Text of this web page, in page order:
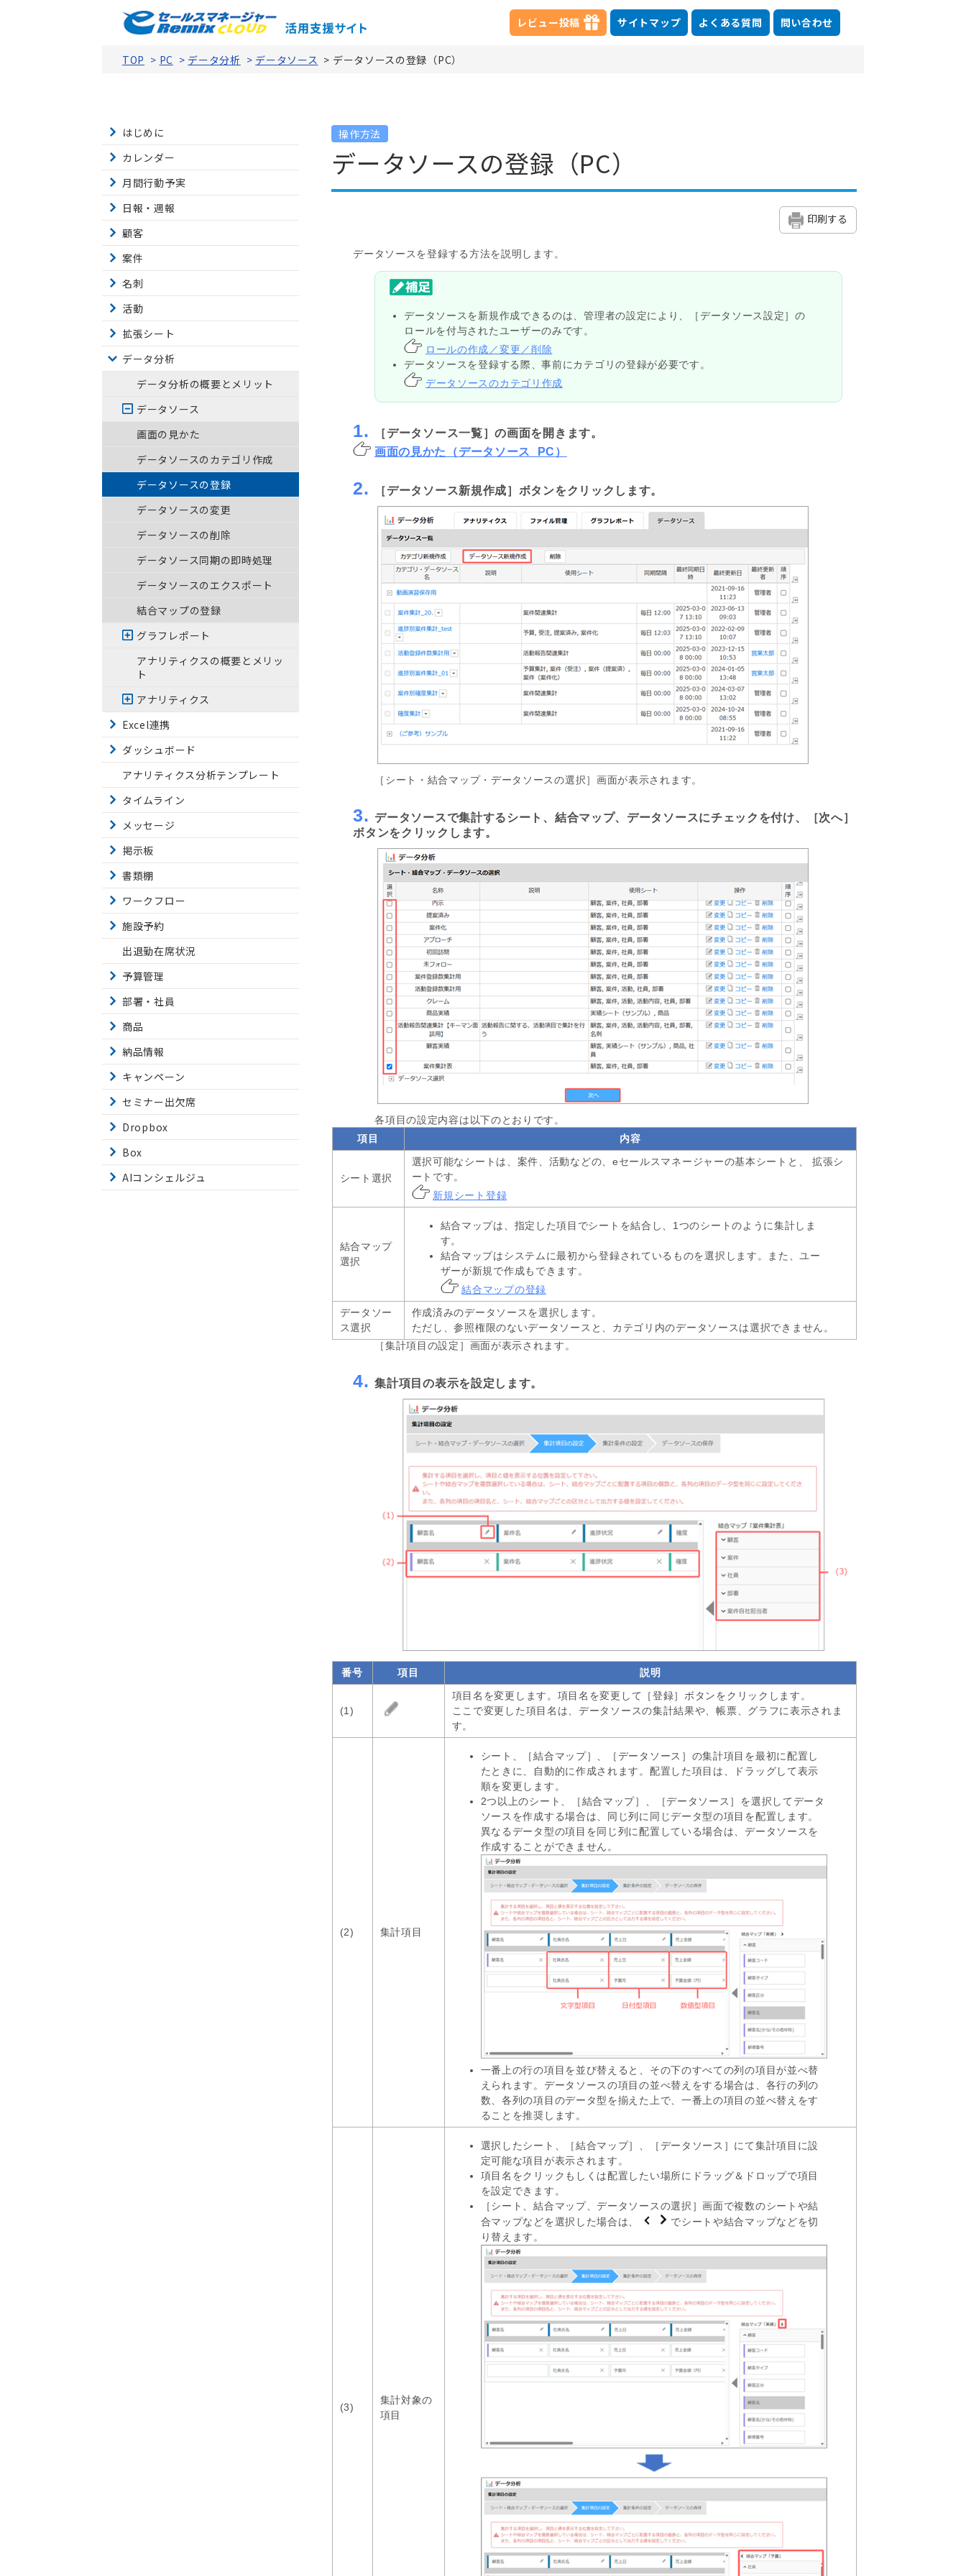
レビュー投稿 サイトマップ よくある質問 問い合わせ
TOP > PC > データ分析 > データソース > データソースの登録（PC）
操作方法
データソースの登録（PC）
印刷する
データソースを登録する方法を説明します。
データソースを新規作成できるのは、管理者の設定により、［データソース設定］の
ロールを付与されたユーザーのみです。
ロールの作成／変更／削除
データソースを登録する際、事前にカテゴリの登録が必要です。
データソースのカテゴリ作成
1.
［データソース一覧］の画面を開きます。
画面の見かた（データソース_PC）
2. ［データソース新規作成］ボタンをクリックします。
［シート・結合マップ・データソースの選択］画面が表示されます。
3. データソースで集計するシート、結合マップ、データソースにチェックを付け、［次へ］
ボタンをクリックします。
各項目の設定内容は以下のとおりです。
項目
内容
シート選択
選択可能なシートは、案件、活動などの、eセールスマネージャーの基本シートと、 拡張シ
ートです。
新規シート登録
結合マップ
選択
結合マップは、指定した項目でシートを結合し、1つのシートのように集計しま
す。
結合マップはシステムに最初から登録されているものを選択します。また、ユー
ザーが新規で作成もできます。
結合マップの登録
データソー
ス選択
作成済みのデータソースを選択します。
ただし、参照権限のないデータソースと、カテゴリ内のデータソースは選択できません。
［集計項目の設定］画面が表示されます。
4.集計項目の表示を設定します。
番号 項目 説明
(1)
項目名を変更します。項目名を変更して［登録］ボタンをクリックします。
ここで変更した項目名は、データソースの集計結果や、帳票、グラフに表示されま
す。
(2) 集計項目
シート、［結合マップ］、［データソース］の集計項目を最初に配置し
たときに、自動的に作成されます。配置した項目は、ドラッグして表示
順を変更します。
2つ以上のシート、［結合マップ］、［データソース］を選択してデータ
ソースを作成する場合は、同じ列に同じデータ型の項目を配置します。
異なるデータ型の項目を同じ列に配置している場合は、データソースを
作成することができません。
一番上の行の項目を並び替えると、その下のすべての列の項目が並べ替
えられます。データソースの項目の並べ替えをする場合は、各行の列の
数、各列の項目のデータ型を揃えた上で、一番上の項目の並べ替えをす
ることを推奨します。
(3)
集計対象の
項目
選択したシート、［結合マップ］、［データソース］にて集計項目に設
定可能な項目が表示されます。
項目名をクリックもしくは配置したい場所にドラッグ＆ドロップで項目
を設定できます。
［シート、結合マップ、データソースの選択］画面で複数のシートや結
合マップなどを選択した場合は、
でシートや結合マップなどを切
り替えます。